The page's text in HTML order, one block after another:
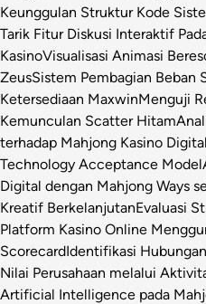
Keunggulan Struktur Kode
Tarik Fitur Diskusi Interaktif
KasinoVisualisasi Animasi
ZeusSistem Pembagian Beban
Ketersediaan MaxwinMenguji
Kemunculan Scatter Hitam
terhadap Mahjong Kasino
Technology Acceptance Model
Digital dengan Mahjong Ways
Kreatif BerkelanjutanEvaluasi
Platform Kasino Online
ScorecardIdentifikasi
Nilai Perusahaan melalui
Artificial Intelligence pada